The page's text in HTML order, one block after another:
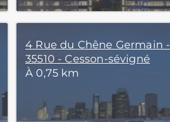
4 Rue du Chêne Germain -
35510 - Cesson-sévigné
À 0,75 km